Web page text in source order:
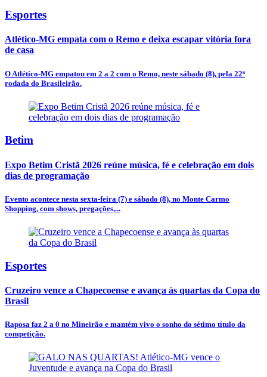
Esportes
Atlético-MG empata com o Remo e deixa escapar vitória fora
de casa
O Atlético-MG empatou em 2 a 2 com o Remo, neste sábado (8), pela 22ª
rodada do Brasileirão.
Betim
Expo Betim Cristã 2026 reúne música, fé e celebração em dois
dias de programação
Evento acontece nesta sexta-feira (7) e sábado (8), no Monte Carmo
Shopping, com shows, pregações,...
Esportes
Cruzeiro vence a Chapecoense e avança às quartas da Copa do
Brasil
Raposa faz 2 a 0 no Mineirão e mantém vivo o sonho do sétimo título da
competição.